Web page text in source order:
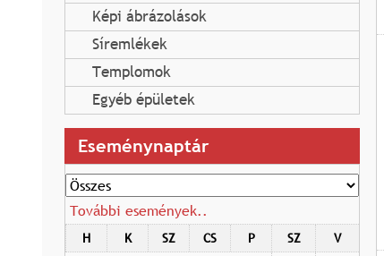
Képi ábrázolások
Síremlékek
Templomok
Egyéb épületek
Eseménynaptár
További események..
H K SZ CS P SZ
V